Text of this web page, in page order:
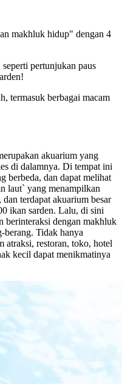
makhluk hidup" dengan 4
pertunjukan paus
termasuk berbagai macam
akuarium yang
di dalamnya. Di tempat ini
berbeda, dan dapat melihat
laut` yang menampilkan
terdapat akuarium besar
ikan sarden. Lalu, di sini
berinteraksi dengan makhluk
berang. Tidak hanya
atraksi, restoran, toko, hotel
kecil dapat menikmatinya